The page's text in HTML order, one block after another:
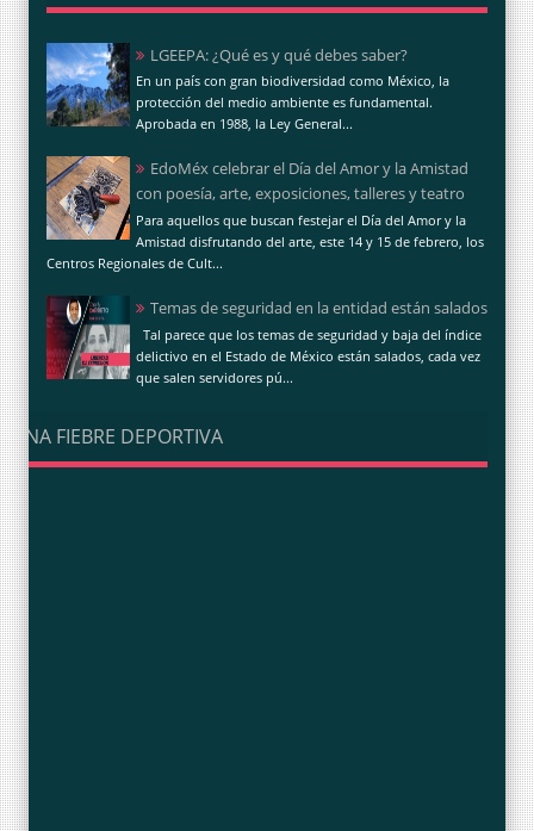
LGEEPA: ¿Qué es y qué debes saber?
En un país con gran biodiversidad como México, la
protección del medio ambiente es fundamental.
Aprobada en 1988, la Ley General...
EdoMéx celebrar el Día del Amor y la Amistad
con poesía, arte, exposiciones, talleres y teatro
Para aquellos que buscan festejar el Día del Amor y la
Amistad disfrutando del arte, este 14 y 15 de febrero, los
Centros Regionales de Cult...
Temas de seguridad en la entidad están salados
Tal parece que los temas de seguridad y baja del índice
delictivo en el Estado de México están salados, cada vez
que salen servidores pú...
UNA FIEBRE DEPORTIVA